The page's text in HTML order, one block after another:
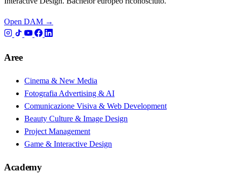
Open DAM →
Aree
Cinema & New Media
Fotografia Advertising & AI
Comunicazione Visiva & Web Development
Beauty Culture & Image Design
Project Management
Game & Interactive Design
Academy